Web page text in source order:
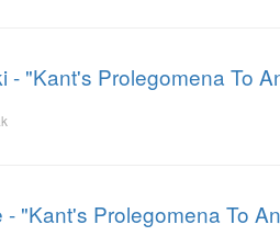
- "Kant's Prolegomena To
- "Kant's Prolegomena To